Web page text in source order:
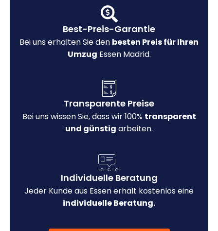
Best-Preis-Garantie
Bei uns erhalten Sie den besten Preis für Ihren
Umzug Essen Madrid.
Transparente Preise
Bei uns wissen Sie, dass wir 100% transparent
und günstig arbeiten.
Individuelle Beratung
Jeder Kunde aus Essen erhält kostenlos eine
individuelle Beratung.